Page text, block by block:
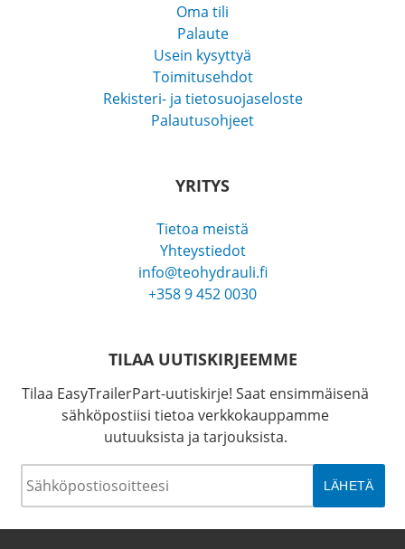
Oma tili
Palaute
Usein kysyttyä
Toimitusehdot
Rekisteri- ja tietosuojaseloste
Palautusohjeet
YRITYS
Tietoa meistä
Yhteystiedot
info@teohydrauli.fi
+358 9 452 0030
TILAA UUTISKIRJEEMME
Tilaa EasyTrailerPart-uutiskirje! Saat ensimmäisenä
sähköpostiisi tietoa verkkokauppamme
uutuuksista ja tarjouksista.